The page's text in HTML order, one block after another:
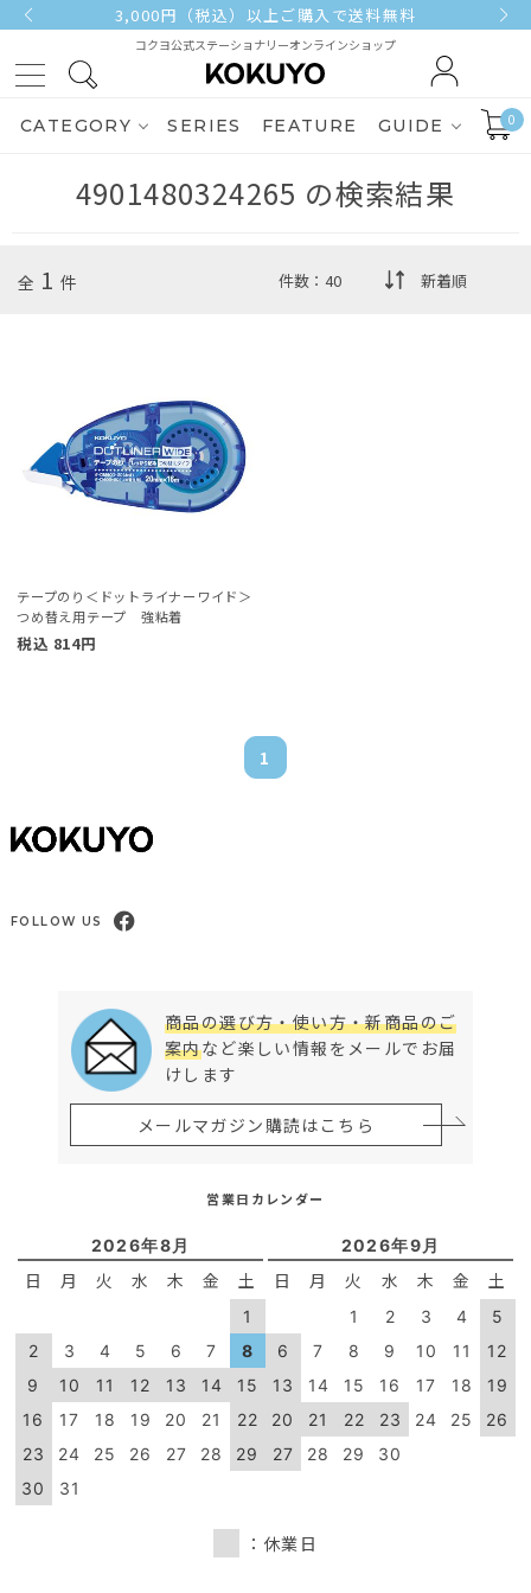
3,000円（税込）以上ご購入で送料無料
コクヨ公式ステーショナリーオンラインショップ
CATEGORY SERIES FEATURE GUIDE 0
4901480324265 の検索結果
全 1 件
テープのり＜ドットライナーワイド＞
つめ替え用テープ 強粘着
税込 814円
1
FOLLOW US
商品の選び方・使い方・新商品のご
案内など楽しい情報をメールでお届
けします
メールマガジン購読はこちら
営業日カレンダー
2026年8月
日 月 火 水 木 金 土
1
2
3 4 5 6 7
8
9
10 11 12 13 14
15
16
17 18 19 20 21
22
23
24 25 26 27 28
29
30
31
2026年9月
日 月 火 水 木 金 土
1 2 3 4
5
6
7 8 9 10 11
12
13
14 15 16 17 18
19
20
21 22 23 24 25
26
27
28 29 30
：休業日